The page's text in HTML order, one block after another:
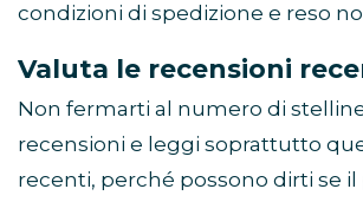
condizioni di spedizione e reso
Valuta le recensioni
Non fermarti al numero di
recensioni e leggi soprattutto
recenti, perché possono dirti se